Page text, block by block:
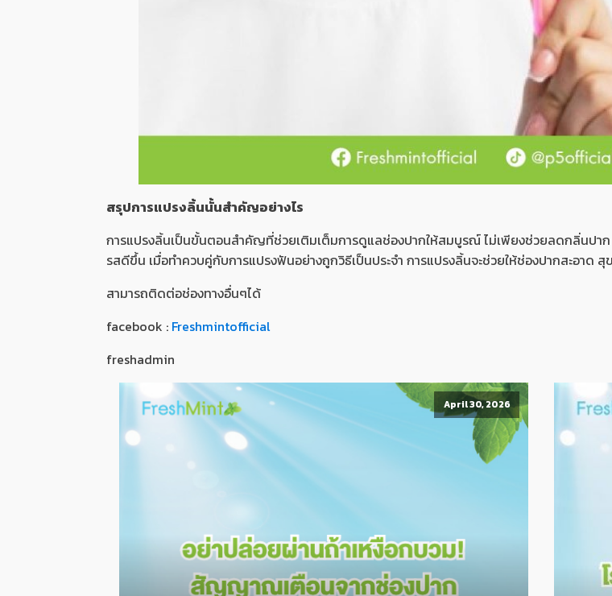
สรุปการแปรงลิ้นนั้นสำคัญอย่างไร
การแปรงลิ้นเป็นขั้นตอนสำคัญที่ช่วยเติมเต็มการดูแลช่องปากให้สมบูรณ์ ไม่เพียงช่วยลดกลิ่นปา
รสดีขึ้น เมื่อทำควบคู่กับการแปรงฟันอย่างถูกวิธีเป็นประจำ การแปรงลิ้นจะช่วยให้ช่องปากสะอาด
สามารถติดต่อช่องทางอื่นๆได้
facebook : Freshmintofficial
freshadmin
April 30, 2026